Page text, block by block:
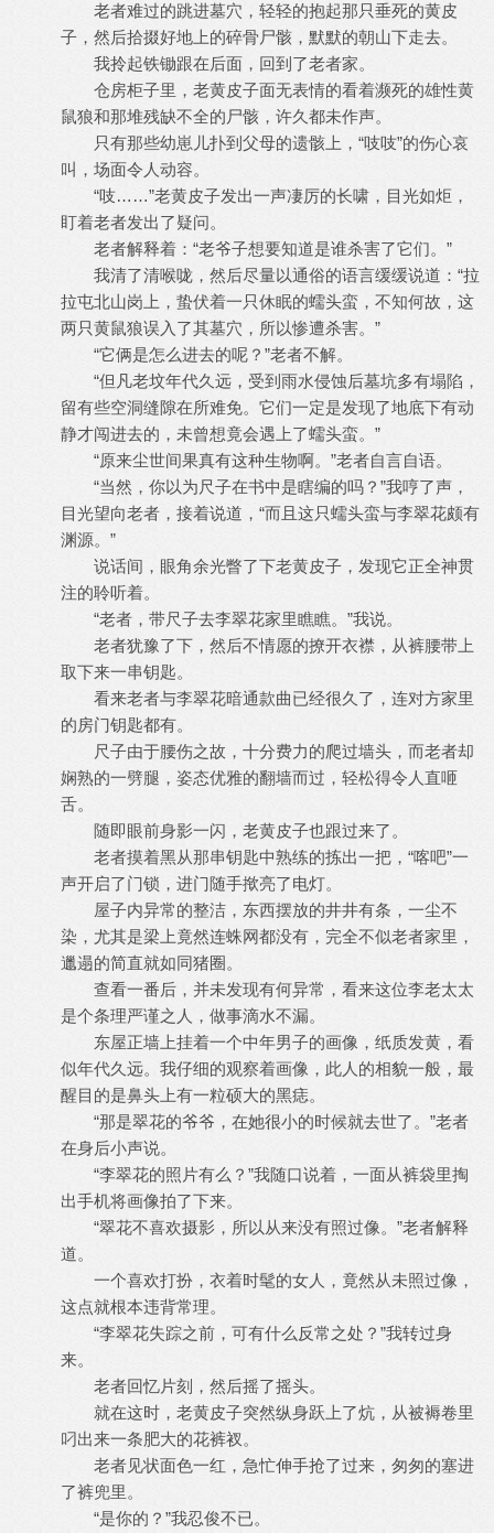
老者难过的跳进墓穴，轻轻的抱起那只垂死的黄皮
子，然后拾掇好地上的碎骨尸骸，默默的朝山下走去。
我拎起铁锄跟在后面，回到了老者家。
仓房柜子里，老黄皮子面无表情的看着濒死的雄性黄
鼠狼和那堆残缺不全的尸骸，许久都未作声。
只有那些幼崽儿扑到父母的遗骸上，“吱吱”的伤心哀
叫，场面令人动容。
“吱……”老黄皮子发出一声凄厉的长啸，目光如炬，
盯着老者发出了疑问。
老者解释着：“老爷子想要知道是谁杀害了它们。”
我清了清喉咙，然后尽量以通俗的语言缓缓说道：“拉
拉屯北山岗上，蛰伏着一只休眠的蠕头蛮，不知何故，这
两只黄鼠狼误入了其墓穴，所以惨遭杀害。”
“它俩是怎么进去的呢？”老者不解。
“但凡老坟年代久远，受到雨水侵蚀后墓坑多有塌陷，
留有些空洞缝隙在所难免。它们一定是发现了地底下有动
静才闯进去的，未曾想竟会遇上了蠕头蛮。”
“原来尘世间果真有这种生物啊。”老者自言自语。
“当然，你以为尺子在书中是瞎编的吗？”我哼了声，
目光望向老者，接着说道，“而且这只蠕头蛮与李翠花颇有
渊源。”
说话间，眼角余光瞥了下老黄皮子，发现它正全神贯
注的聆听着。
“老者，带尺子去李翠花家里瞧瞧。”我说。
老者犹豫了下，然后不情愿的撩开衣襟，从裤腰带上
取下来一串钥匙。
看来老者与李翠花暗通款曲已经很久了，连对方家里
的房门钥匙都有。
尺子由于腰伤之故，十分费力的爬过墙头，而老者却
娴熟的一劈腿，姿态优雅的翻墙而过，轻松得令人直咂
舌。
随即眼前身影一闪，老黄皮子也跟过来了。
老者摸着黑从那串钥匙中熟练的拣出一把，“喀吧”一
声开启了门锁，进门随手揿亮了电灯。
屋子内异常的整洁，东西摆放的井井有条，一尘不
染，尤其是梁上竟然连蛛网都没有，完全不似老者家里，
邋遢的简直就如同猪圈。
查看一番后，并未发现有何异常，看来这位李老太太
是个条理严谨之人，做事滴水不漏。
东屋正墙上挂着一个中年男子的画像，纸质发黄，看
似年代久远。我仔细的观察着画像，此人的相貌一般，最
醒目的是鼻头上有一粒硕大的黑痣。
“那是翠花的爷爷，在她很小的时候就去世了。”老者
在身后小声说。
“李翠花的照片有么？”我随口说着，一面从裤袋里掏
出手机将画像拍了下来。
“翠花不喜欢摄影，所以从来没有照过像。”老者解释
道。
一个喜欢打扮，衣着时髦的女人，竟然从未照过像，
这点就根本违背常理。
“李翠花失踪之前，可有什么反常之处？”我转过身
来。
老者回忆片刻，然后摇了摇头。
就在这时，老黄皮子突然纵身跃上了炕，从被褥卷里
叼出来一条肥大的花裤衩。
老者见状面色一红，急忙伸手抢了过来，匆匆的塞进
了裤兜里。
“是你的？”我忍俊不已。